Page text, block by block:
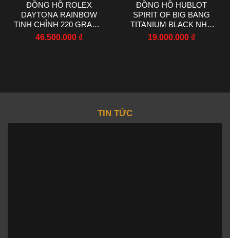
ĐỒNG HỒ ROLEX
DAYTONA RAINBOW
TINH CHỈNH 220 GRAMS
MOISSANITE RUBY
46.500.000 ₫
ĐỒNG HỒ HUBLOT
SPIRIT OF BIG BANG
TITANIUM BLACK NHÀ
MÁY BBF CHẾ TÁC
19.000.000 ₫
TIN TỨC